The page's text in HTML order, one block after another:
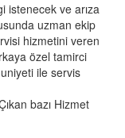
istenecek ve arıza
uzman ekip
hizmetini veren
özel tamirci
ile servis
bazı Hizmet